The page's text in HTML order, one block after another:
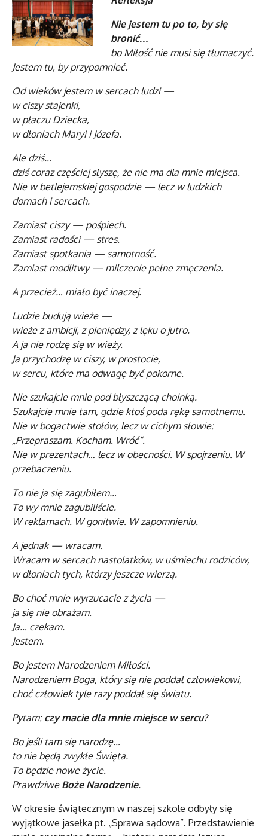
Nie jestem tu po to, by się
bronić…
bo Miłość nie musi się tłumaczyć.
Jestem tu, by przypomnieć.
Od wieków jestem w sercach ludzi —
w ciszy stajenki,
w płaczu Dziecka,
w dłoniach Maryi i Józefa.
Ale dziś…
dziś coraz częściej słyszę, że nie ma dla mnie miejsca.
Nie w betlejemskiej gospodzie — lecz w ludzkich
domach i sercach.
Zamiast ciszy — pośpiech.
Zamiast radości — stres.
Zamiast spotkania — samotność.
Zamiast modlitwy — milczenie pełne zmęczenia.
A przecież… miało być inaczej.
Ludzie budują wieże —
wieże z ambicji, z pieniędzy, z lęku o jutro.
A ja nie rodzę się w wieży.
Ja przychodzę w ciszy, w prostocie,
w sercu, które ma odwagę być pokorne.
Nie szukajcie mnie pod błyszczącą choinką.
Szukajcie mnie tam, gdzie ktoś poda rękę samotnemu.
Nie w bogactwie stołów, lecz w cichym słowie:
„Przepraszam. Kocham. Wróć”.
Nie w prezentach… lecz w obecności. W spojrzeniu. W
przebaczeniu.
To nie ja się zagubiłem…
To wy mnie zagubiliście.
W reklamach. W gonitwie. W zapomnieniu.
A jednak — wracam.
Wracam w sercach nastolatków, w uśmiechu rodziców,
w dłoniach tych, którzy jeszcze wierzą.
Bo choć mnie wyrzucacie z życia —
ja się nie obrażam.
Ja… czekam.
Jestem.
Bo jestem Narodzeniem Miłości.
Narodzeniem Boga, który się nie poddał człowiekowi,
choć człowiek tyle razy poddał się światu.
Pytam: czy macie dla mnie miejsce w sercu?
Bo jeśli tam się narodzę…
to nie będą zwykłe Święta.
To będzie nowe życie.
Prawdziwe Boże Narodzenie.
W okresie świątecznym w naszej szkole odbyły się
wyjątkowe jasełka pt. „Sprawa sądowa”. Przedstawienie